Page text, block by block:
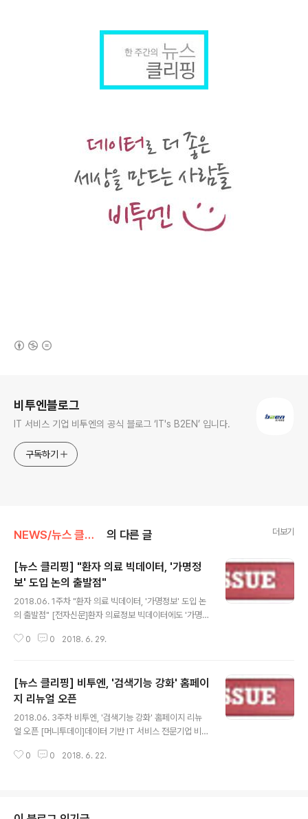
비투엔블로그
IT 서비스 기업 비투엔의 공식 블로그 ‘IT's B2EN’ 입니다.
구독하기
NEWS/뉴스 클리핑 의 다른 글 더보기
[뉴스 클리핑] "환자 의료 빅데이터, '가명정
보' 도입 논의 출발점"
2018.06. 1주차 "환자 의료 빅데이터, '가명정보' 도입 논
의 출발점" [전자신문]환자 의료정보 빅데이터에도 '가명
학전문대학원 교수(의료정보정책 자문위원회 위원)는 “의
신약개발… 의료 빅데이터 개방이 관건" [한국경제]“블록
버스터 의약품 개발 성공률이 1% 미만으로 낮아지면서 인
공지능(AI) 신약 개발이 화두가 되고 있다. 다국적 제약사
들은 유전체 회사에 수조원씩 투자하고 있다. 시장 규모가
작은 한국은 정부와 대학, 기업이 힘을 합쳐 산업이 어떤 방
향으로 갈지 흐름을 보고 함께 가야 한다.” 1700억 초대형
0 0 2018. 6. 29.
[뉴스 클리핑] 비투엔, '검색기능 강화' 홈페이
지 리뉴얼 오픈
2018.06. 3주차 비투엔, '검색기능 강화' 홈페이지 리뉴
얼 오픈 [머니투데이]데이터 기반 IT 서비스 전문기업 비투
고 19일 밝혔다. IT를 넘어 DT 시대를 주도할 최적의 데이
스]금융감독원은 AI·빅데이터 기반의 대부업 상시감시 및
0 0 2018. 6. 22.